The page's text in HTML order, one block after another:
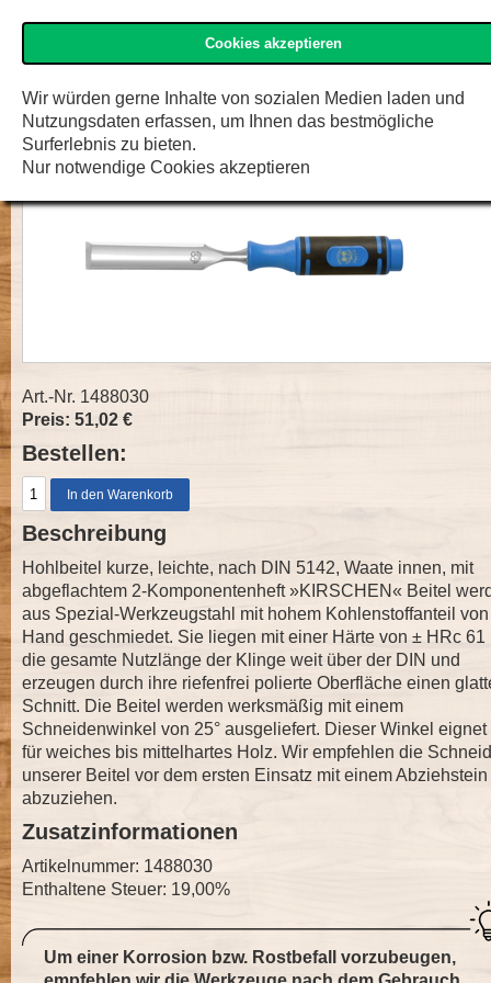
Cookies akzeptieren
Wir würden gerne Inhalte von sozialen Medien laden und
Nutzungsdaten erfassen, um Ihnen das bestmögliche
Surferlebnis zu bieten.
Nur notwendige Cookies akzeptieren
»Kirschen« Shop
Zur
Menü
Hohlbeitel Waate innen mit 2K Heft
Art.-Nr. 1488030
Preis: 51,02 €
Bestellen:
Beschreibung
Hohlbeitel kurze, leichte, nach DIN 5142, Waate innen, mit
abgeflachtem 2-Komponentenheft »KIRSCHEN« Beitel
aus Spezial-Werkzeugstahl mit hohem Kohlenstoffanteil von
Hand geschmiedet. Sie liegen mit einer Härte von ± HRc 61
die gesamte Nutzlänge der Klinge weit über der DIN und
erzeugen durch ihre riefenfrei polierte Oberfläche einen
Schnitt. Die Beitel werden werksmäßig mit einem
Schneidenwinkel von 25° ausgeliefert. Dieser Winkel eignet
für weiches bis mittelhartes Holz. Wir empfehlen die
unserer Beitel vor dem ersten Einsatz mit einem Abziehstein
abzuziehen.
Zusatzinformationen
Artikelnummer: 1488030
Enthaltene Steuer: 19,00%
Um einer Korrosion bzw. Rostbefall vorzubeugen,